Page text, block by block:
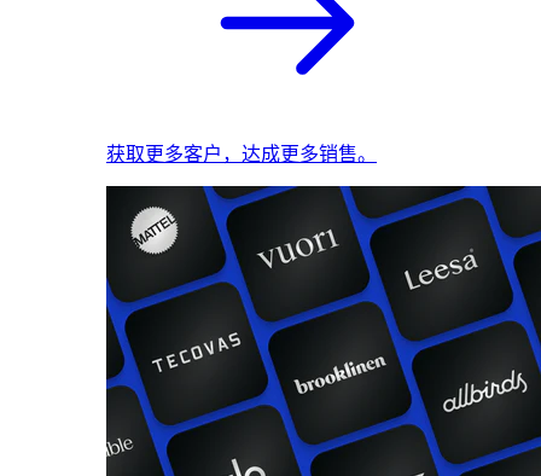
获取更多客户，达成更多销售。